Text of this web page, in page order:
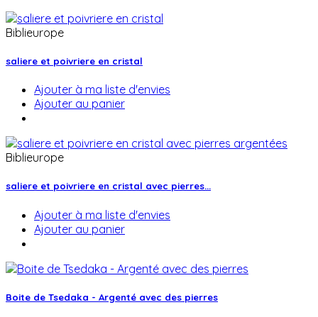
Biblieurope
saliere et poivriere en cristal
Ajouter à ma liste d'envies
Ajouter au panier
Biblieurope
saliere et poivriere en cristal avec pierres...
Ajouter à ma liste d'envies
Ajouter au panier
Boite de Tsedaka - Argenté avec des pierres